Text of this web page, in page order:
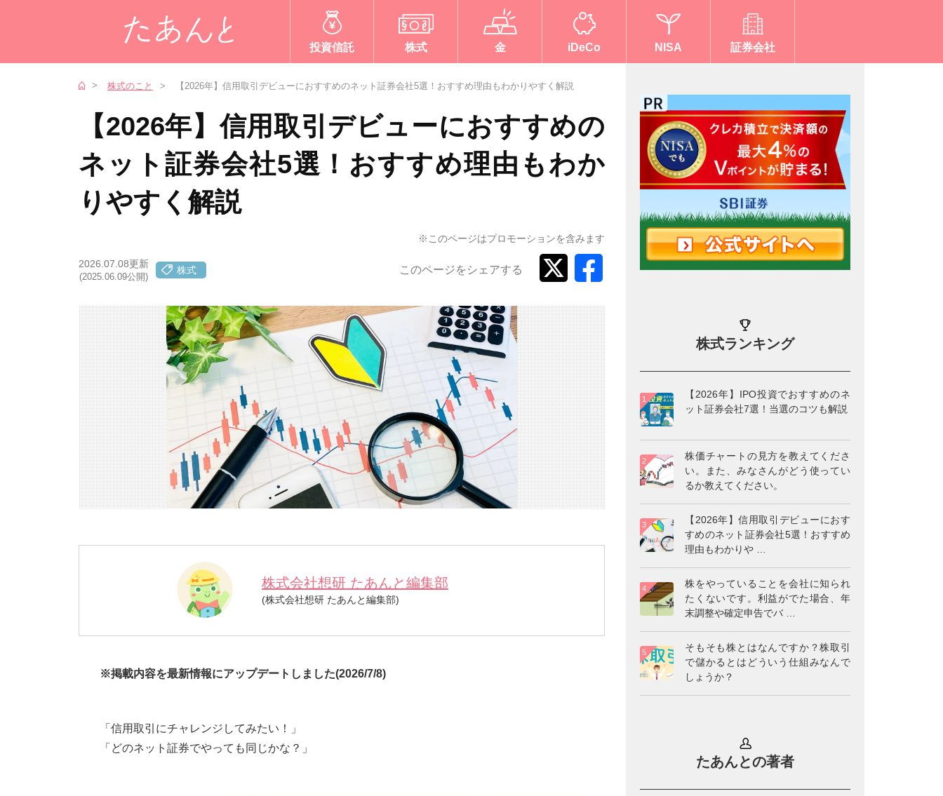
投資信託 株式 金 iDeCo NISA 証券会社
株式のこと 【2026年】信用取引デビューにおすすめのネット証券会社5選！おすすめ理由もわかりやすく解説
【2026年】信用取引デビューにおすすめの
ネット証券会社5選！おすすめ理由もわか
りやすく解説
※このページはプロモーションを含みます
2026.07.08更新
(2025.06.09公開)
株式 このページをシェアする
株式会社想研 たあんと編集部
(株式会社想研 たあんと編集部)
※掲載内容を最新情報にアップデートしました(2026/7/8)
「信用取引にチャレンジしてみたい！」
「どのネット証券でやっても同じかな？」
株式ランキング
【2026年】IPO投資でおすすめのネ
ット証券会社7選！当選のコツも解説
株価チャートの見方を教えてくださ
い。また、みなさんがどう使ってい
るか教えてください。
【2026年】信用取引デビューにおす
すめのネット証券会社5選！おすすめ
理由もわかりや
株をやっていることを会社に知られ
たくないです。利益がでた場合、年
末調整や確定申告でバ…
そもそも株とはなんですか？株取引
で儲かるとはどういう仕組みなんで
しょうか？
たあんとの著者